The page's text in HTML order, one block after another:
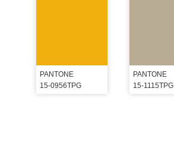
PANTONE
15-0956TPG
PANTONE
15-1115TPG